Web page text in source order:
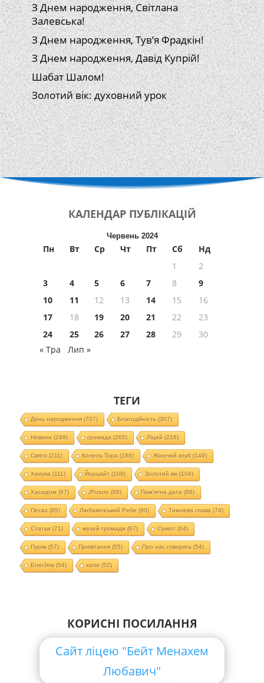
З Днем народження, Світлана
Залевська!
З Днем народження, Тув’я Фрадкін!
З Днем народження, Давід Купрій!
Шабат Шалом!
Золотий вік: духовний урок
КАЛЕНДАР ПУБЛІКАЦІЙ
Червень 2024
Пн Вт Ср Чт Пт Сб
Нд
1
2
3
4 5 6 7 8
9
10
11 12 13 14 15
16
17
18 19 20 21 22
23
24
25 26 27 28 29
30
« Тра
Лип »
ТЕГИ
День народження(707) Благодійність (307)
Новини (299) громада (265) Ліцей (216)
Свято (211) Колель Тора (188) Жіночий клуб (149)
Ханука (111) Йорцайт (108) Золотий вік(104)
Хасидізм (97) JFuture (88) Пам'ятна дата (88)
Песах(85) Любавичський Ребе (80) Тижнева глава (74)
Статьи (71) музей громади (67) Суккот (64)
Пурім (57) Привітання(55) Про нас говорять (54)
EnerJew(54) хали (52)
КОРИСНІ ПОСИЛАННЯ
Сайт ліцею "Бейт Менахем
Любавич"